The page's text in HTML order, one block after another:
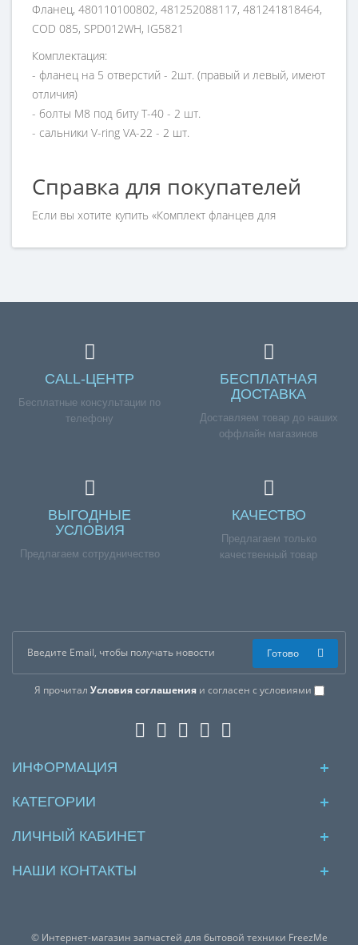
Фланец, 480110100802, 481252088117, 481241818464,
COD 085, SPD012WH, IG5821
Комплектация:
- фланец на 5 отверстий - 2шт. (правый и левый, имеют
отличия)
- болты M8 под биту Т-40 - 2 шт.
- сальники V-ring VA-22 - 2 шт.
Справка для покупателей
Если вы хотите купить «Комплект фланцев для
COD085», но у вас возникли сложности соформлением
CALL-ЦЕНТР
Бесплатные консультации по
телефону
БЕСПЛАТНАЯ
ДОСТАВКА
Доставляем товар до наших
оффлайн магазинов
ВЫГОДНЫЕ
УСЛОВИЯ
Предлагаем сотрудничество
КАЧЕСТВО
Предлагаем только
качественный товар
Я прочитал Условия соглашенияи согласен с условиями
Готово
ИНФОРМАЦИЯ
КАТЕГОРИИ
ЛИЧНЫЙ КАБИНЕТ
НАШИ КОНТАКТЫ
© Интернет-магазин запчастей для бытовой техники FreezMe